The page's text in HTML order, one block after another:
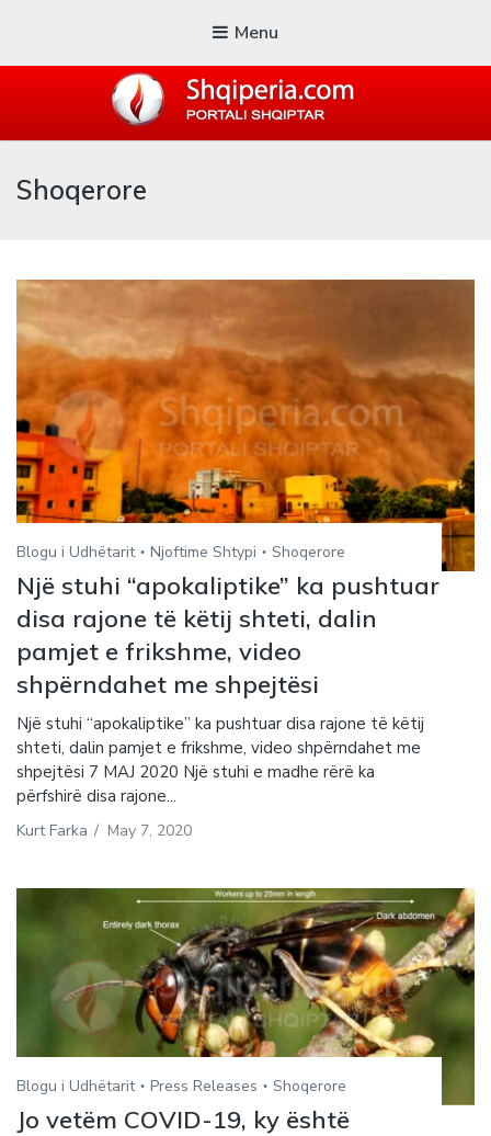
Menu
Blogu i ShqiperiaCom
Shoqerore
Blogu i Udhëtarit Njoftime Shtypi Shoqerore
Një stuhi “apokaliptike” ka pushtuar
disa rajone të këtij shteti, dalin
pamjet e frikshme, video
shpërndahet me shpejtësi
Një stuhi “apokaliptike” ka pushtuar disa rajone të këtij
shteti, dalin pamjet e frikshme, video shpërndahet me
shpejtësi 7 MAJ 2020 Një stuhi e madhe rërë ka
përfshirë disa rajone...
Kurt Farka / May 7, 2020
Blogu i Udhëtarit Press Releases Shoqerore
Jo vetëm COVID-19, ky është